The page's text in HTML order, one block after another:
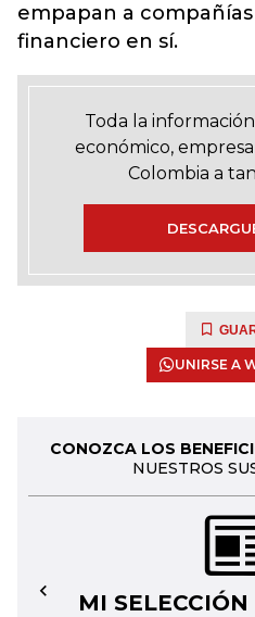
empapan a
financiero en sí.
Toda la
económico,
Colombia a
UNIRSE A
CONOZCA LOS
NUESTROS
MI
←